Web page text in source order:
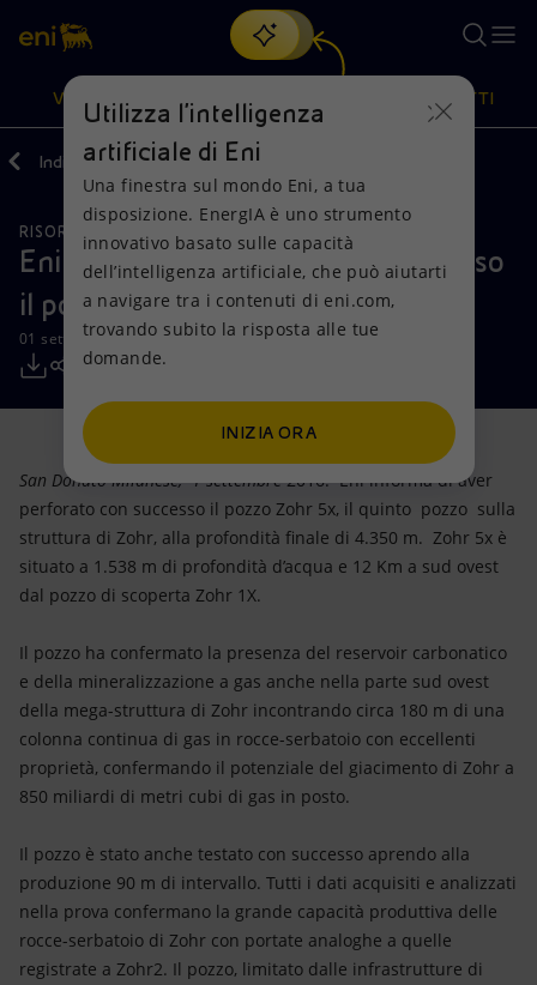
Cerca
scopri EnergIA, la nostra nuova soluzione di intelligenza
artificiale.
VISIONE
Visione
Mission e valori
Persone e Partnership
Net Zero
Modello satellitare
Energia accessibile
Innovazione
Scenari energetici
Azioni
Diversificazione energetica
Tecnologie per la transizione
Collaborazioni per l'innovazione
Attività nel mondo
PRODOTTI
Prodotti
Casa
Imprese
Mobilità
Indietro Media Comunicati Stampa
RISORSE NATURALI
Eni: perforato e testato con successo
il pozzo Zohr 5x
01 settembre 2016 - 14:30 CEST
San Donato Milanese, 1 settembre2016. Eni informa di aver
perforato con successo il pozzo Zohr 5x, il quinto pozzo sulla
struttura di Zohr, alla profondità finale di 4.350 m. Zohr 5x è
situato a 1.538 m di profondità d’acqua e 12 Km a sud ovest
dal pozzo di scoperta Zohr 1X.
Il pozzo ha confermato la presenza del reservoir carbonatico
e della mineralizzazione a gas anche nella parte sud ovest
della mega-struttura di Zohr incontrando circa 180 m di una
colonna continua di gas in rocce-serbatoio con eccellenti
proprietà, confermando il potenziale del giacimento di Zohr a
850 miliardi di metri cubi di gas in posto.
Il pozzo è stato anche testato con successo aprendo alla
produzione 90 m di intervallo. Tutti i dati acquisiti e analizzati
nella prova confermano la grande capacità produttiva delle
rocce-serbatoio di Zohr con portate analoghe a quelle
registrate a Zohr2. Il pozzo, limitato dalle infrastrutture di
Utilizza l'intelligenza
artificiale di Eni
Una finestra sul mondo Eni, a tua
disposizione. EnergIA è uno strumento
innovativo basato sulle capacità
dell’intelligenza artificiale, che può aiutarti
a navigare tra i contenuti di eni.com,
trovando subito la risposta alle tue
domande.
INIZIA ORA